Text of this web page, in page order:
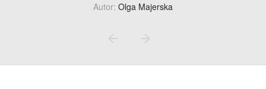
Autor: Olga Majerska